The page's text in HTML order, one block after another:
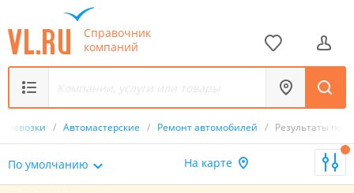
Справочник
компаний
/ Автомастерские / Ремонт автомобилей / Результаты
По умолчанию На карте